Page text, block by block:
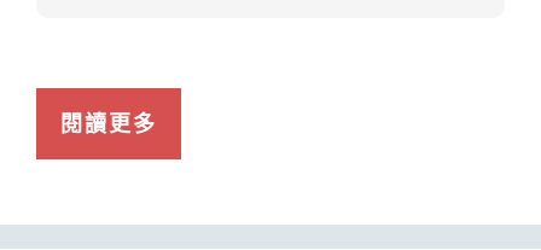
閱讀更多